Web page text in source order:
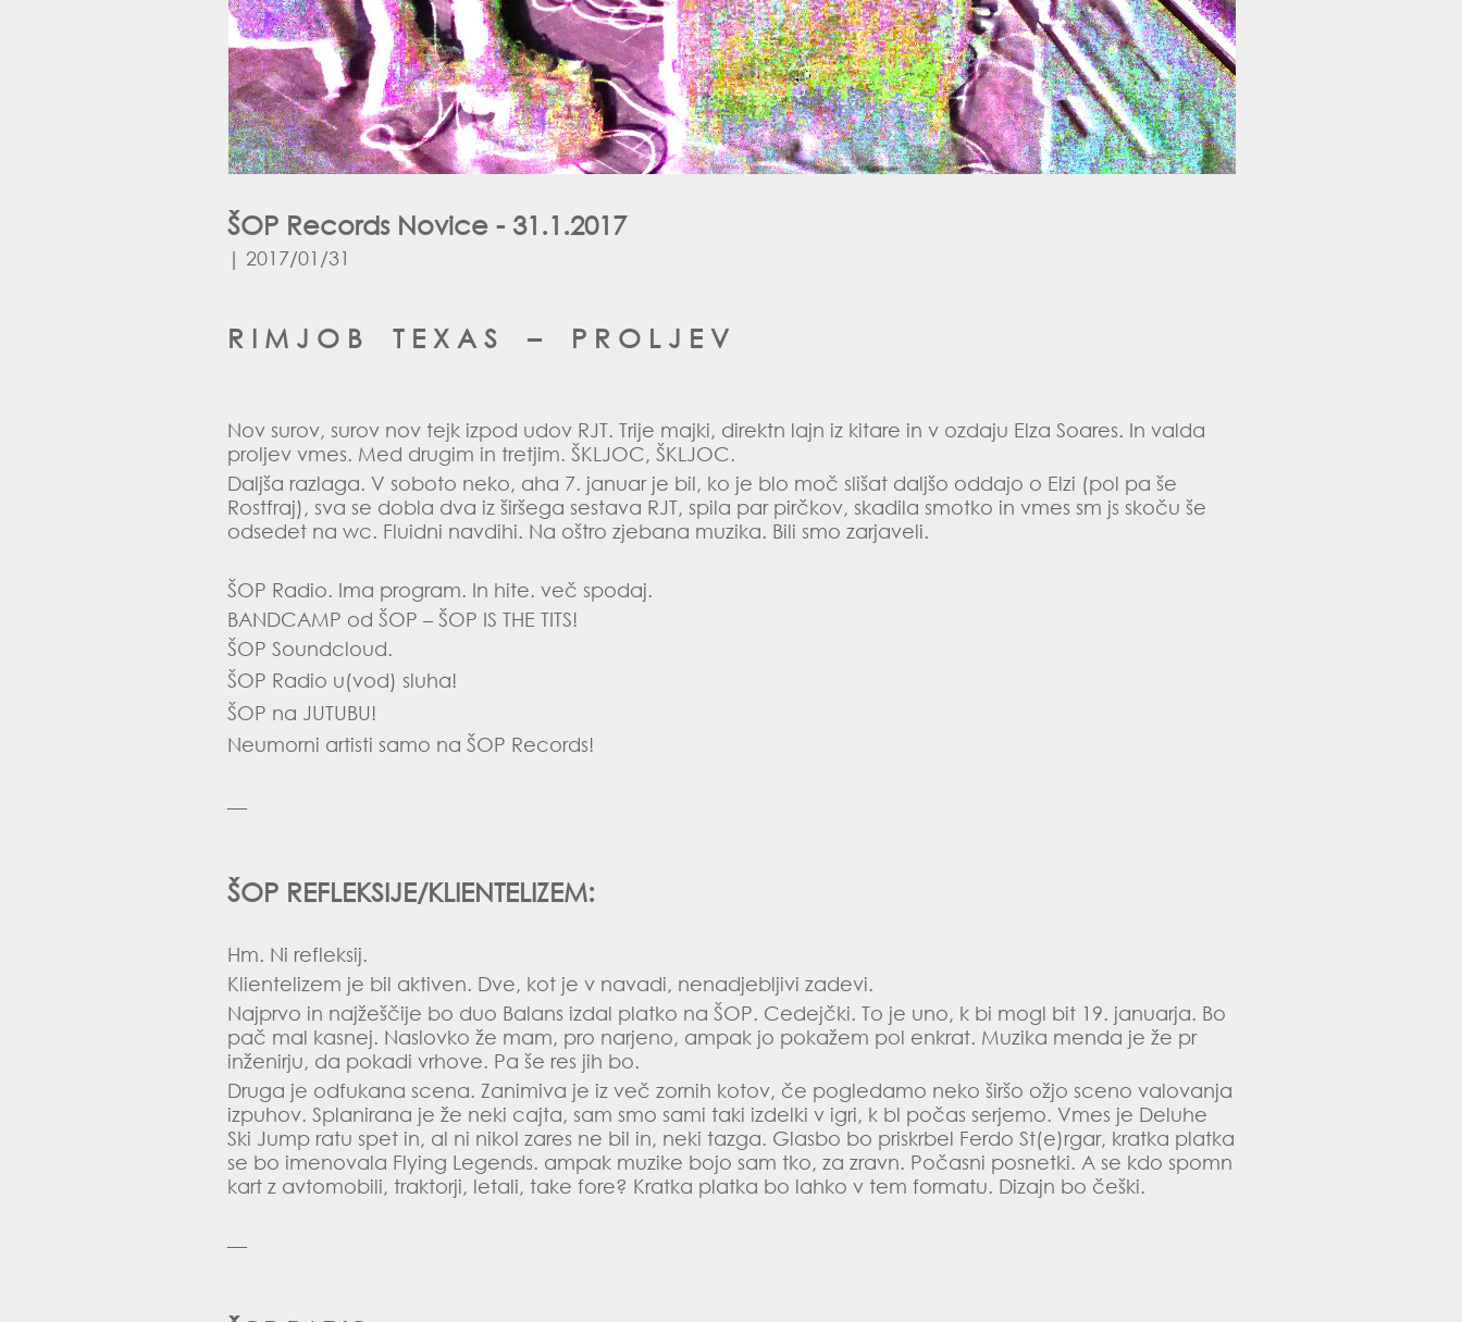
ŠOP Records Novice - 31.1.2017
| 2017/01/31
R I M J O B T E X A S – P R O L J E V
Nov surov, surov nov tejk izpod udov RJT. Trije majki, direktn lajn iz kitare in v ozdaju Elza Soares. In valda
proljev vmes. Med drugim in tretjim. ŠKLJOC, ŠKLJOC.
Daljša razlaga. V soboto neko, aha 7. januar je bil, ko je blo moč slišat daljšo oddajo o Elzi (pol pa še
Rostfraj), sva se dobla dva iz širšega sestava RJT, spila par pirčkov, skadila smotko in vmes sm js skoču še
odsedet na wc. Fluidni navdihi. Na oštro zjebana muzika. Bili smo zarjaveli.
ŠOP Radio. Ima program. In hite. več spodaj.
BANDCAMP od ŠOP – ŠOP IS THE TITS!
ŠOP Soundcloud.
ŠOP Radio u(vod) sluha!
ŠOP na JUTUBU!
Neumorni artisti samo na ŠOP Records!
—
ŠOP REFLEKSIJE/KLIENTELIZEM:
Hm. Ni refleksij.
Klientelizem je bil aktiven. Dve, kot je v navadi, nenadjebljivi zadevi.
Najprvo in najžeščije bo duo Balans izdal platko na ŠOP. Cedejčki. To je uno, k bi mogl bit 19. januarja. Bo
pač mal kasnej. Naslovko že mam, pro narjeno, ampak jo pokažem pol enkrat. Muzika menda je že pr
inženirju, da pokadi vrhove. Pa še res jih bo.
Druga je odfukana scena. Zanimiva je iz več zornih kotov, če pogledamo neko širšo ožjo sceno valovanja
izpuhov. Splanirana je že neki cajta, sam smo sami taki izdelki v igri, k bl počas serjemo. Vmes je Deluhe
Ski Jump ratu spet in, al ni nikol zares ne bil in, neki tazga. Glasbo bo priskrbel Ferdo St(e)rgar, kratka platka
se bo imenovala Flying Legends. ampak muzike bojo sam tko, za zravn. Počasni posnetki. A se kdo spomn
kart z avtomobili, traktorji, letali, take fore? Kratka platka bo lahko v tem formatu. Dizajn bo češki.
—